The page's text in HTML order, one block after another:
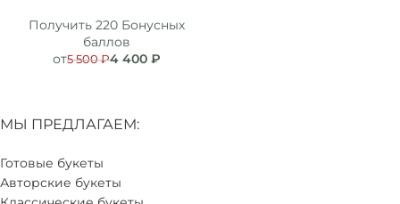
Получить 220 Бонусных
баллов
от5 500₽4 400 ₽
МЫ ПРЕДЛАГАЕМ:
Готовые букеты
Авторские букеты